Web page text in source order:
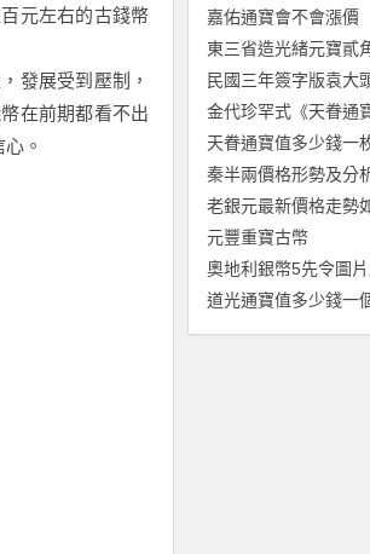
元左右的古錢幣
發展受到壓制，
在前期都看不出
。
嘉佑通寶會不會漲價
東三省造光緒元寶貳
民國三年簽字版袁大
金代珍罕式《天眷通
天眷通寶值多少錢一
秦半兩價格形勢及分
老銀元最新價格走勢
元豐重寶古幣
奧地利銀幣5先令圖